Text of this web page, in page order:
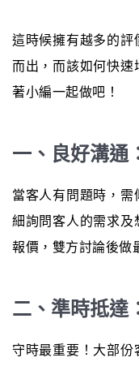
這時候擁有越多的評
而出，而該如何快速
著小編一起做吧！
一、良好溝通
當客人有問題時，需
細詢問客人的需求及
報價，雙方討論後做
二、準時抵達
守時最重要！大部份